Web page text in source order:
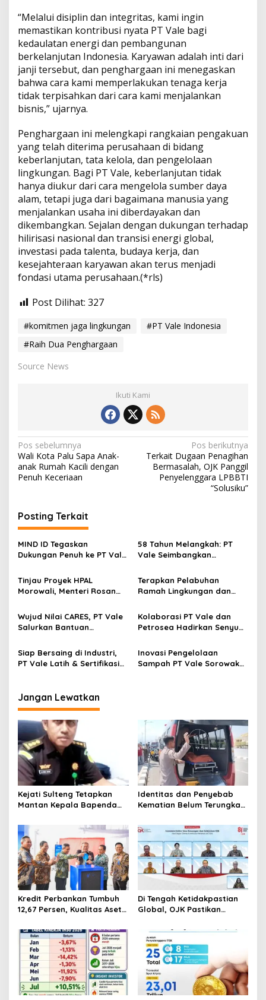
“Melalui disiplin dan integritas, kami ingin
memastikan kontribusi nyata PT Vale bagi
kedaulatan energi dan pembangunan
berkelanjutan Indonesia. Karyawan adalah inti dari
janji tersebut, dan penghargaan ini menegaskan
bahwa cara kami memperlakukan tenaga kerja
tidak terpisahkan dari cara kami menjalankan
bisnis,” ujarnya.
Penghargaan ini melengkapi rangkaian pengakuan
yang telah diterima perusahaan di bidang
keberlanjutan, tata kelola, dan pengelolaan
lingkungan. Bagi PT Vale, keberlanjutan tidak
hanya diukur dari cara mengelola sumber daya
alam, tetapi juga dari bagaimana manusia yang
menjalankan usaha ini diberdayakan dan
dikembangkan. Sejalan dengan dukungan terhadap
hilirisasi nasional dan transisi energi global,
investasi pada talenta, budaya kerja, dan
kesejahteraan karyawan akan terus menjadi
fondasi utama perusahaan.(*rls)
Post Dilihat: 327
#komitmen jaga lingkungan
#PT Vale Indonesia
#Raih Dua Penghargaan
Source News
Ikuti Kami
N
a
v
g
a
s
i
p
o
s
Pos sebelumnya
Wali Kota Palu Sapa Anak-
anak Rumah Kacili dengan
Penuh Keceriaan
Pos berikutnya
Terkait Dugaan Penagihan
Bermasalah, OJK Panggil
Penyelenggara LPBBTI
“Solusiku”
Posting Terkait
MIND ID Tegaskan
Dukungan Penuh ke PT Vale
Hilirisasi Berjalan Aman
dan Berkelanjutan
58 Tahun Melangkah: PT
Vale Seimbangkan
Hilirisasi Nasional dan
Kesejahteraan Masyarakat
Tinjau Proyek HPAL
Morowali, Menteri Rosan
Berkelanjutan PT Vale
Terapkan Pelabuhan
Ramah Lingkungan dan
Balantang, PT Vale Raih
Penghargaan Green and
Smart Port Initiatives ASRI
Wujud Nilai CARES, PT Vale
Salurkan Bantuan
Gempa Sigi
Kolaborasi PT Vale dan
Petrosea Hadirkan Senyum,
Sunatan Massal Gratis
Siap Bersaing di Industri,
PT Vale Latih & Sertifikasi
Inovasi Pengelolaan
Sampah PT Vale Sorowako
Jangan Lewatkan
Kejati Sulteng Tetapkan
Mantan Kepala Bapenda
Korupsi Pajak
Pertambangan
Identitas dan Penyebab
Kematian Belum Terungkap,
Ditemukan Mengapung di
Pantai Lere Palu, Kondisi
Tubuh Sudah Terurai
Dicabik Buaya
Kredit Perbankan Tumbuh
12,67 Persen, Kualitas Aset
Tetap Kokoh Juni 2026
Di Tengah Ketidakpastian
Global, OJK Pastikan
Keuangan Tetap Terjaga